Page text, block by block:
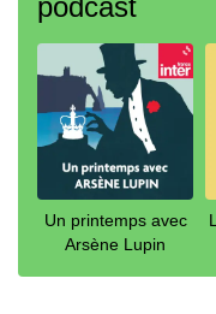
Un printemps avec
Arsène Lupin